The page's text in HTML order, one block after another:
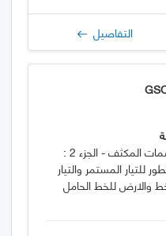
التفاصيل
مكثفات الاقتران ومقسمات المكثف - الجزء 2 :
للتيار المستمر والتيار
والارض للخط الحامل